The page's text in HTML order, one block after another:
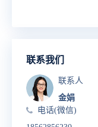
联系我们
联系人
金娟
电话(微信)